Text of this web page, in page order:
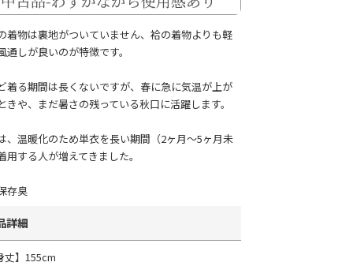
着物は裏地がついていません、袷の着物よりも軽
通しが良いのが特徴です。
着る期間は長くないですが、春に急に気温が上が
きや、まだ暑さの残っている秋口に活躍します。
、温暖化のため単衣を長い期間（2ヶ月～5ヶ月未
用する人が増えてきました。
存臭
詳細
丈】155cm